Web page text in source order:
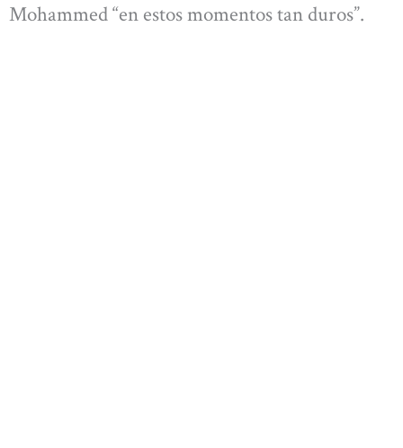
Mohammed “en estos momentos tan duros”.